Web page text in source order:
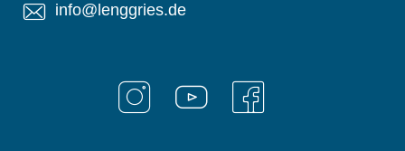
info@lenggries.de